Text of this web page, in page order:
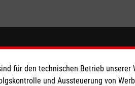
Spendenkonto
Empfänger: Malteser Hilfsdienst
für den technischen Betrieb
und Aussteuerung von